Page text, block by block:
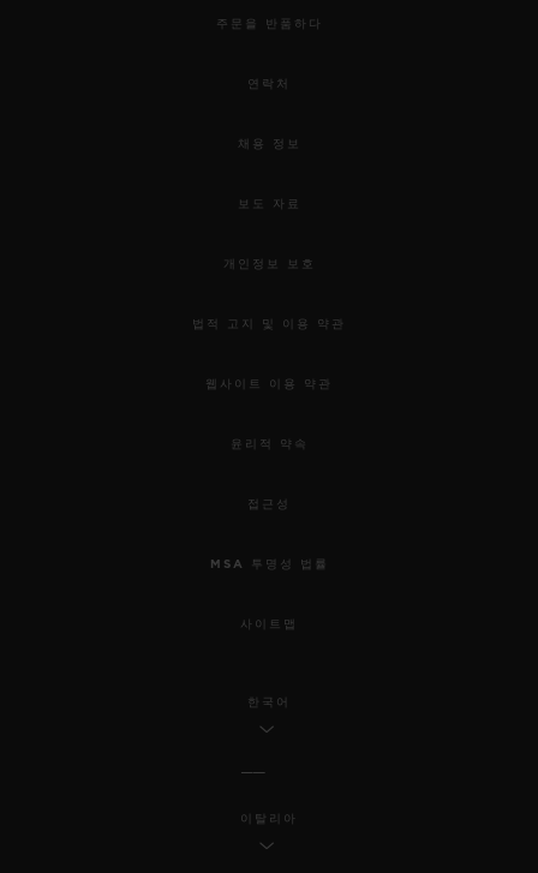
주문을 반품하다
연락처
채용 정보
보도 자료
개인정보 보호
법적 고지 및 이용 약관
웹사이트 이용 약관
윤리적 약속
접근성
MSA 투명성 법률
사이트맵
한국어
이탈리아